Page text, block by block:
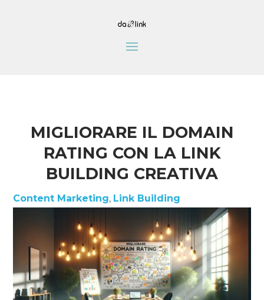
MIGLIORARE IL DOMAIN
RATING CON LA LINK
BUILDING CREATIVA
Content Marketing, Link Building